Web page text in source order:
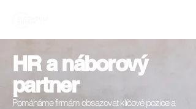
HR a náborový
partner
Pomáháme firmám obsazovat klíčové pozice a